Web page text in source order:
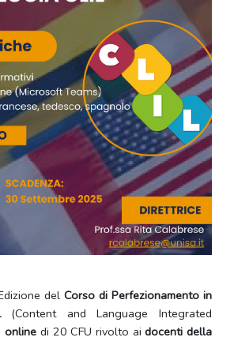
del Corso di Perfezionamento in
(Content and Language Integrated
online di 20 CFU rivolto aidocenti della